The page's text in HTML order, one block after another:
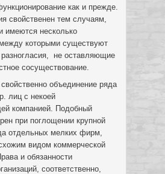
как и прежде.
свойственен тем случаям,
имеются несколько
которыми существуют
не оставляющие
сосуществование.
объединение ряда
лиц с некоей
компанией. Подобный
при поглощении крупной
отдельных мелких фирм,
видом коммерческой
и обязанности
соответственно,